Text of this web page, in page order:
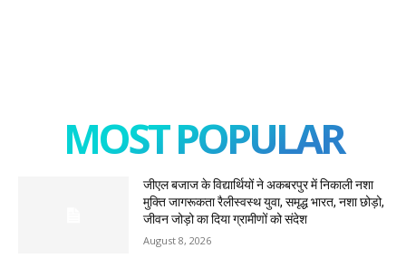
MOST POPULAR
जीएल बजाज के विद्यार्थियों ने अकबरपुर में निकाली नशा
मुक्ति जागरूकता रैलीस्वस्थ युवा, समृद्ध भारत, नशा छोड़ो,
जीवन जोड़ो का दिया ग्रामीणों को संदेश
August 8, 2026